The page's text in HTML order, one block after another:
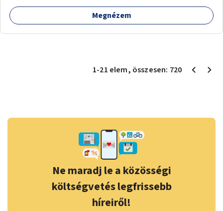
időznek.
Megnézem
1-21 elem, összesen: 720
Ne maradj le a közösségi
költségvetés legfrissebb
híreiről!